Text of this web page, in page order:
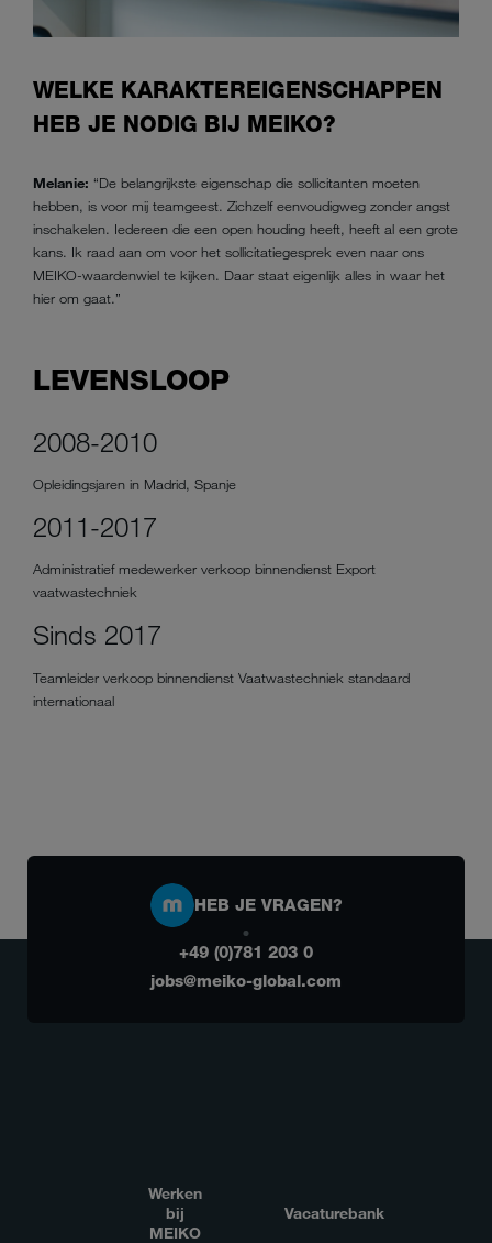
WELKE KARAKTEREIGENSCHAPPEN
HEB JE NODIG BIJ MEIKO?
Melanie: “De belangrijkste eigenschap die sollicitanten moeten
hebben, is voor mij teamgeest. Zichzelf eenvoudigweg zonder angst
inschakelen. Iedereen die een open houding heeft, heeft al een grote
kans. Ik raad aan om voor het sollicitatiegesprek even naar ons
MEIKO-waardenwiel te kijken. Daar staat eigenlijk alles in waar het
hier om gaat.”
LEVENSLOOP
2008-2010
Opleidingsjaren in Madrid, Spanje
2011-2017
Administratief medewerker verkoop binnendienst Export
vaatwastechniek
Sinds 2017
Teamleider verkoop binnendienst Vaatwastechniek standaard
internationaal
HEB JE VRAGEN?
+49 (0)781 203 0
jobs@meiko-global.com
Werken
bij
MEIKO
Vacaturebank